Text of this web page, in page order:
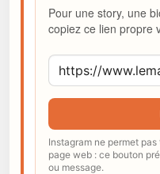
Pour une story, une
copiez ce lien propre
Instagram ne permet
page web : ce bouton
ou message.